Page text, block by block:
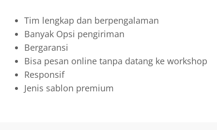
Tim lengkap dan berpengalaman
Banyak Opsi pengiriman
Bergaransi
Bisa pesan online tanpa datang ke workshop
Responsif
Jenis sablon premium